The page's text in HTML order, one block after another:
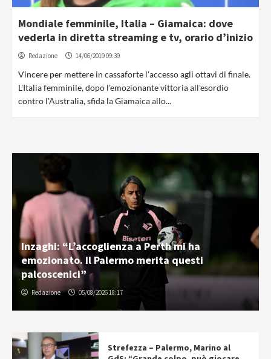
Mondiale femminile, Italia – Giamaica: dove
vederla in diretta streaming e tv, orario d’inizio
Redazione 14/06/2019 09:39
Vincere per mettere in cassaforte l'accesso agli ottavi di finale.
L'Italia femminile, dopo l'emozionante vittoria all'esordio
contro l'Australia, sfida la Giamaica allo...
Inzaghi: “L’accoglienza a Perth mi ha
emozionato. Il Palermo merita questi
palcoscenici”
Redazione 05/08/2026 18:17
Strefezza – Palermo, Marino al